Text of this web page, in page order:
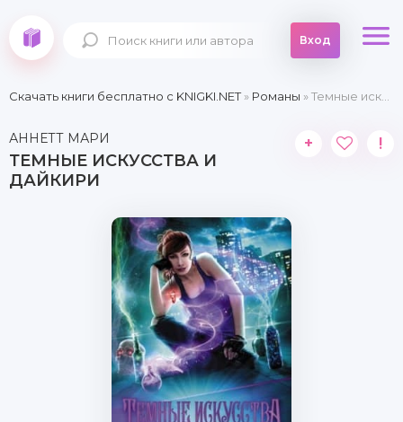
Вход
Скачать книги бесплатно c KNIGKI.NET» Романы » Темные искусства и дайкири
АННЕТТ МАРИ
ТЕМНЫЕ ИСКУССТВА И
ДАЙКИРИ
+ !